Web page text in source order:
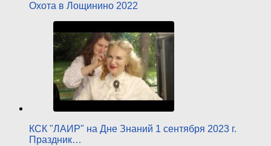
Охота в Лощинино 2022
КСК "ЛАИР" на Дне Знаний 1 сентября 2023 г.
Праздник…